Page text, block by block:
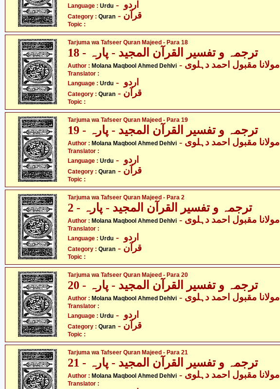
Language : Urdu
Category : Quran - قرآن
Topic :
Tarjuma wa Tafseer Quran Majeed - Para 18
ترجمہ و تفسیر القرآن المجید - پارہ - 18
Author : Molana Maqbool Ahmed Dehlvi - مولانا مقبول احمد دہلوی
Translator :
Language : Urdu
Category : Quran - قرآن
Topic :
Tarjuma wa Tafseer Quran Majeed - Para 19
ترجمہ و تفسیر القرآن المجید - پارہ - 19
Author : Molana Maqbool Ahmed Dehlvi - مولانا مقبول احمد دہلوی
Translator :
Language : Urdu
Category : Quran - قرآن
Topic :
Tarjuma wa Tafseer Quran Majeed - Para 2
ترجمہ و تفسیر القرآن المجید - پارہ - 2
Author : Molana Maqbool Ahmed Dehlvi - مولانا مقبول احمد دہلوی
Translator :
Language : Urdu
Category : Quran - قرآن
Topic :
Tarjuma wa Tafseer Quran Majeed - Para 20
ترجمہ و تفسیر القرآن المجید - پارہ - 20
Author : Molana Maqbool Ahmed Dehlvi - مولانا مقبول احمد دہلوی
Translator :
Language : Urdu
Category : Quran - قرآن
Topic :
Tarjuma wa Tafseer Quran Majeed - Para 21
ترجمہ و تفسیر القرآن المجید - پارہ - 21
Author : Molana Maqbool Ahmed Dehlvi - مولانا مقبول احمد دہلوی
Translator :